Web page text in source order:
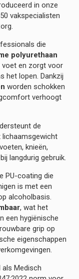
in onze
vakspecialisten
die
polyurethaan
voet en zorgt voor
het lopen. Dankzij
worden schokken
verhoogt
de
lichaamsgewicht
knieën,
langdurig gebruik.
PU-coating die
is met een
alcoholbasis.
, wat het
een hygiënische
grip op
eigenschappen
als Medisch